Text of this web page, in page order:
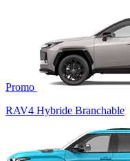
Promo
RAV4 Hybride Branchable